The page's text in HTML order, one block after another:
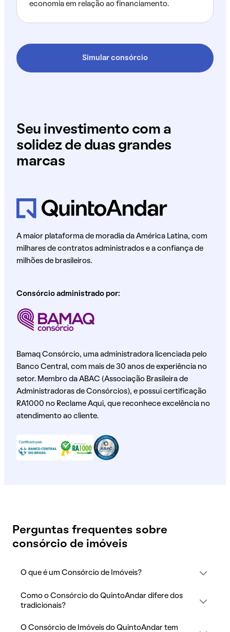
economia em relação ao financiamento.
Simular consórcio
Seu investimento com a
solidez de duas grandes
marcas
A maior plataforma de moradia da América Latina, com
milhares de contratos administrados e a confiança de
milhões de brasileiros.
Consórcio administrado por:
Bamaq Consórcio, uma administradora licenciada pelo
Banco Central, com mais de 30 anos de experiência no
setor. Membro da ABAC (Associação Brasileira de
Administradoras de Consórcios), e possui certificação
RA1000 no Reclame Aqui, que reconhece excelência no
atendimento ao cliente.
Perguntas frequentes sobre
consórcio de imóveis
O que é um Consórcio de Imóveis?
Como o Consórcio do QuintoAndar difere dos
tradicionais?
O Consórcio de Imóveis do QuintoAndar tem